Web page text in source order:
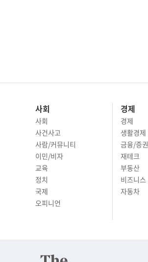
사회
사회
사건사고
사람/커뮤니티
이민/비자
교육
정치
국제
오피니언
경제
경제
생활경제
금융/증권
재테크
부동산
비즈니스
자동차